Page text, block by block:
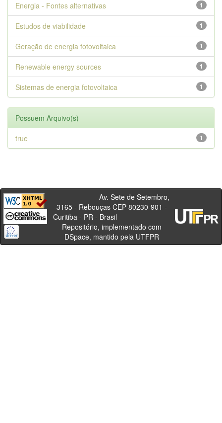
1
Energia - Fontes alternativas
1
Estudos de viabilidade
1
Geração de energia fotovoltaica
1
Renewable energy sources
1
Sistemas de energia fotovoltaica
Possuem Arquivo(s)
1
true
Av. Sete de Setembro,
3165 - Rebouças CEP 80230-901 -
Curitiba - PR - Brasil
Repositório, implementado com
DSpace, mantido pela UTFPR